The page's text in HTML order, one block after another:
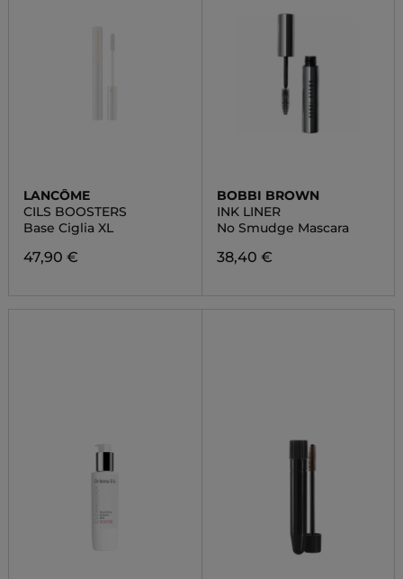
LANCÔME
CILS BOOSTERS
Base Ciglia XL
47,90 €
BOBBI BROWN
INK LINER
No Smudge Mascara
38,40 €